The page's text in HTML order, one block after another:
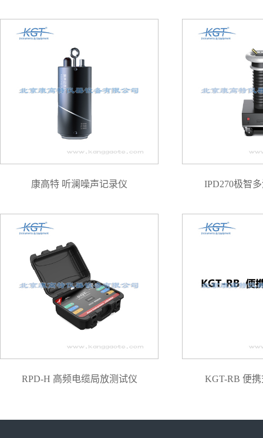
康高特 听澜噪声记录仪 IPD270极智
RPD-H 高频电缆局放测试仪 KGT-RB 便